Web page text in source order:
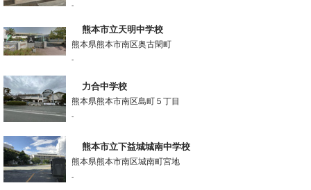
-
熊本市立天明中学校
熊本県熊本市南区奥古閑町
-
力合中学校
熊本県熊本市南区島町５丁目
-
熊本市立下益城城南中学校
熊本県熊本市南区城南町宮地
-